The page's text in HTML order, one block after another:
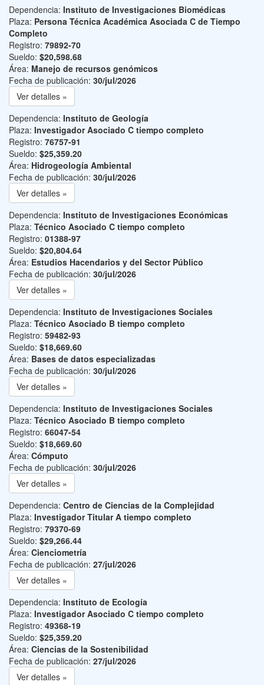
Dependencia: Instituto de Investigaciones Biomédicas
Plaza: Persona Técnica Académica Asociada C de Tiempo
Completo
Registro: 79892-70
Sueldo: $20,598.68
Área: Manejo de recursos genómicos
Fecha de publicación: 30/jul/2026
Ver detalles »
Dependencia: Instituto de Geología
Plaza: Investigador Asociado C tiempo completo
Registro: 76757-91
Sueldo: $25,359.20
Área: Hidrogeología Ambiental
Fecha de publicación: 30/jul/2026
Ver detalles »
Dependencia: Instituto de Investigaciones Económicas
Plaza: Técnico Asociado C tiempo completo
Registro: 01388-97
Sueldo: $20,804.64
Área: Estudios Hacendarios y del Sector Público
Fecha de publicación: 30/jul/2026
Ver detalles »
Dependencia: Instituto de Investigaciones Sociales
Plaza: Técnico Asociado B tiempo completo
Registro: 59482-93
Sueldo: $18,669.60
Área: Bases de datos especializadas
Fecha de publicación: 30/jul/2026
Ver detalles »
Dependencia: Instituto de Investigaciones Sociales
Plaza: Técnico Asociado B tiempo completo
Registro: 66047-54
Sueldo: $18,669.60
Área: Cómputo
Fecha de publicación: 30/jul/2026
Ver detalles »
Dependencia: Centro de Ciencias de la Complejidad
Plaza: Investigador Titular A tiempo completo
Registro: 79370-69
Sueldo: $29,266.44
Área: Cienciometría
Fecha de publicación: 27/jul/2026
Ver detalles »
Dependencia: Instituto de Ecología
Plaza: Investigador Asociado C tiempo completo
Registro: 49368-19
Sueldo: $25,359.20
Área: Ciencias de la Sostenibilidad
Fecha de publicación: 27/jul/2026
Ver detalles »